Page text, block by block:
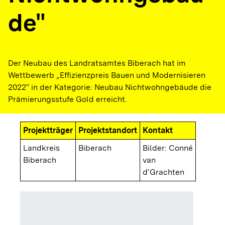
de"
Der Neubau des Landratsamtes Biberach hat im
Wettbewerb „Effizienzpreis Bauen und Modernisieren
2022“ in der Kategorie: Neubau Nichtwohngebäude die
Prämierungsstufe Gold erreicht.
Projektträger Projektstandort
Kontakt
Landkreis
Biberach
Biberach
Bilder: Conné
van
d‘Grachten